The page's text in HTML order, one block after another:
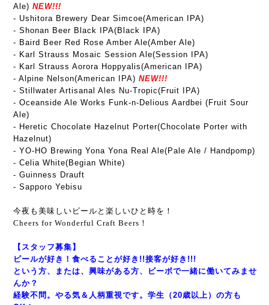
Ale) NEW!!!
- Ushitora Brewery Dear Simcoe(American IPA)
- Shonan Beer Black IPA(Black IPA)
- Baird Beer Red Rose Amber Ale(Amber Ale)
- Karl Strauss Mosaic Session Ale(Session IPA)
- Karl Strauss Aorora Hoppyalis(American IPA)
- Alpine Nelson(American IPA) NEW!!!
- Stillwater Artisanal Ales Nu-Tropic(Fruit IPA)
- Oceanside Ale Works Funk-n-Delious Aardbei (Fruit Sour
Ale)
- Heretic Chocolate Hazelnut Porter(Chocolate Porter with
Hazelnut)
- YO-HO Brewing Yona Yona Real Ale(Pale Ale / Handpomp)
- Celia White(Begian White)
- Guinness Drauft
- Sapporo Yebisu
今夜も美味しいビールと楽しいひと時を！
Cheers for Wonderful Craft Beers！
【スタッフ募集】
ビールが好き！食べることが好き!!接客が好き!!!
という方、または、興味がある方、ビーボで一緒に働いてみませ
んか？
経験不問。やる気＆人柄重視です。学生（20歳以上）の方も